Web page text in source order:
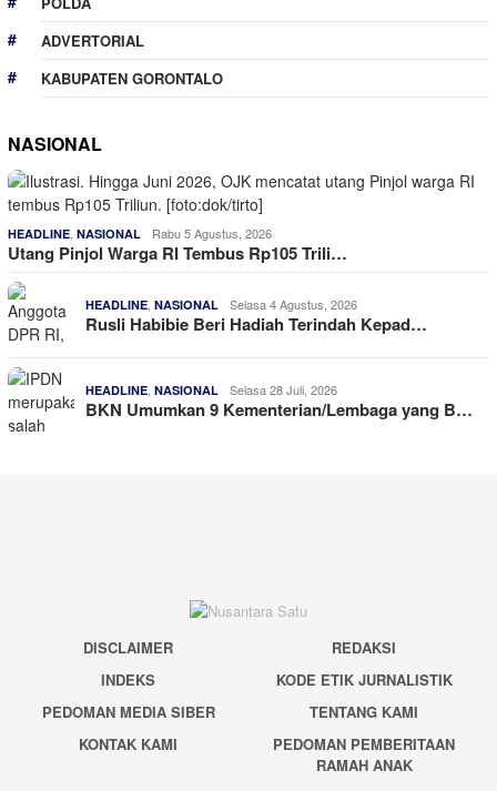
ADVERTORIAL
KABUPATEN GORONTALO
NASIONAL
HEADLINE NASIONAL Rabu 5 Agustus, 2026
Utang Pinjol Warga RI Tembus Rp105 Trili…
HEADLINE NASIONAL Selasa 4 Agustus, 2026
Rusli Habibie Beri Hadiah Terindah Kepad…
HEADLINE NASIONAL Selasa 28 Juli, 2026
BKN Umumkan 9 Kementerian/Lembaga yang B…
DISCLAIMER
REDAKSI
INDEKS
KODE ETIK JURNALISTIK
PEDOMAN MEDIA SIBER
TENTANG KAMI
KONTAK KAMI
PEDOMAN PEMBERITAAN
RAMAH ANAK